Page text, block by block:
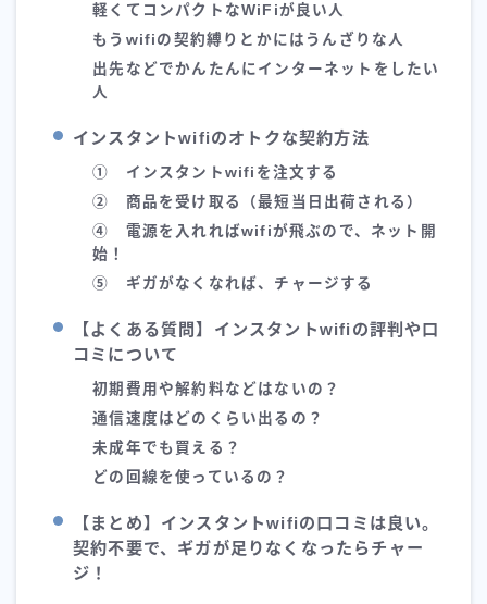
軽くてコンパクトなWiFiが良い人
もうwifiの契約縛りとかにはうんざりな人
出先などでかんたんにインターネットをしたい
人
インスタントwifiのオトクな契約方法
① インスタントwifiを注文する
② 商品を受け取る（最短当日出荷される）
④ 電源を入れればwifiが飛ぶので、ネット開
始！
⑤ ギガがなくなれば、チャージする
【よくある質問】インスタントwifiの評判や口
コミについて
初期費用や解約料などはないの？
通信速度はどのくらい出るの？
未成年でも買える？
どの回線を使っているの？
【まとめ】インスタントwifiの口コミは良い。
契約不要で、ギガが足りなくなったらチャー
ジ！